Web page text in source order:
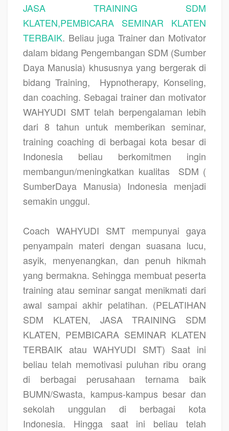
JASA TRAINING SDM
KLATEN,PEMBICARA SEMINAR KLATEN
TERBAIK. Beliau juga Trainer dan Motivator
dalam bidang Pengembangan SDM (Sumber
Daya Manusia) khususnya yang bergerak di
bidang Training,
Hypnotherapy, Konseling,
dan coaching. Sebagai trainer dan motivator
WAHYUDI SMT telah berpengalaman lebih
dari 8 tahun untuk memberikan seminar,
training coaching di berbagai kota besar di
Indonesia beliau berkomitmen ingin
membangun/meningkatkan kualitas
SDM (
SumberDaya Manusia) Indonesia menjadi
semakin unggul.
Coach WAHYUDI SMT mempunyai gaya
penyampain materi dengan suasana lucu,
asyik, menyenangkan, dan penuh hikmah
yang bermakna. Sehingga membuat peserta
training atau seminar sangat menikmati dari
awal sampai akhir pelatihan. (PELATIHAN
SDM KLATEN, JASA TRAINING SDM
KLATEN, PEMBICARA SEMINAR KLATEN
TERBAIK atau WAHYUDI SMT) Saat ini
beliau telah memotivasi puluhan ribu orang
di berbagai perusahaan ternama baik
BUMN/Swasta, kampus-kampus besar dan
sekolah unggulan di berbagai kota
Indonesia. Hingga saat ini beliau telah